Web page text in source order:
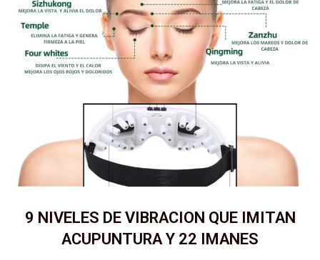
9 NIVELES DE VIBRACION QUE IMITAN
ACUPUNTURA Y 22 IMANES